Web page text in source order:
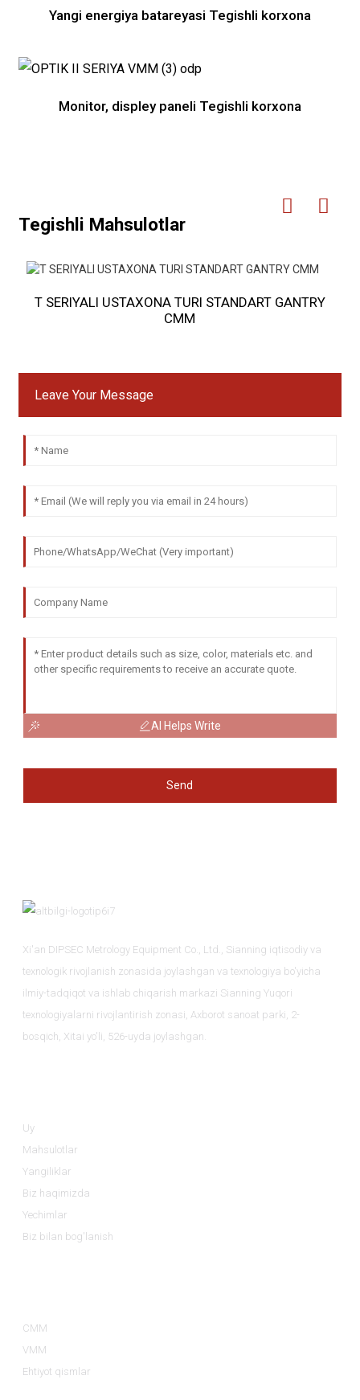
Yangi energiya batareyasi Tegishli korxona
Monitor, displey paneli Tegishli korxona
Tegishli Mahsulotlar
T SERIYALI USTAXONA TURI STANDART GANTRY
CMM
Leave Your Message
AI Helps Write
Send
Xi'an DIPSEC Metrology Equipment Co., Ltd., Sianning iqtisodiy va
texnologik rivojlanish zonasida joylashgan va texnologiya bo'yicha
ilmiy-tadqiqot va ishlab chiqarish markazi Sianning Yuqori
texnologiyalarni rivojlantirish zonasi, Axborot sanoat parki, 2-
bosqich, Xitai yo'li, 526-uyda joylashgan.
Uy
Mahsulotlar
Yangiliklar
Biz haqimizda
Yechimlar
Biz bilan bog'lanish
CMM
VMM
Ehtiyot qismlar